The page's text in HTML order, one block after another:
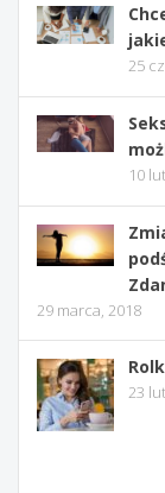
25
10
29 marca, 2018
23